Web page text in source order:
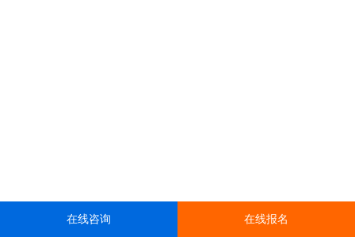
在线咨询 在线报名